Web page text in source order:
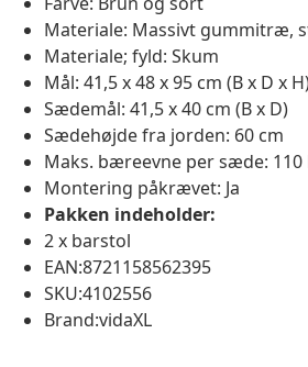
Materiale: Massivt gummitræ,
Materiale; fyld: Skum
Mål: 41,5 x 48 x 95 cm (B x D x
Sædemål: 41,5 x 40 cm (B x D)
Sædehøjde fra jorden: 60 cm
Maks. bæreevne per sæde: 110
Montering påkrævet: Ja
Pakken indeholder:
2 x barstol
EAN:8721158562395
SKU:4102556
Brand:vidaXL